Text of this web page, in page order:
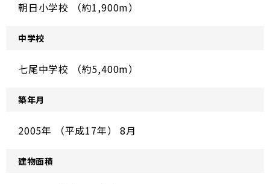
朝日小学校 （約1,900m）
中学校
七尾中学校 （約5,400m）
築年月
2005年 （平成17年） 8月
建物面積